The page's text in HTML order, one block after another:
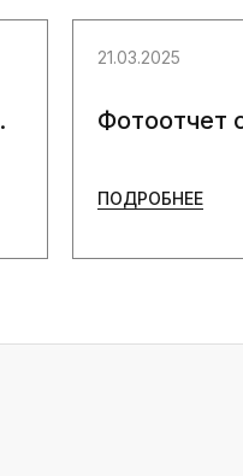
21.03.2025
Фотоотчет
ПОДРОБНЕЕ